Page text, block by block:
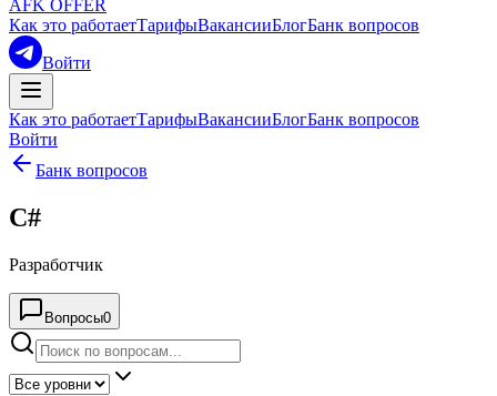
AFK OFFER
Как это работаетТарифыВакансииБлогБанк вопросов
Войти
Как это работаетТарифыВакансииБлогБанк вопросов
Войти
Банк вопросов
C#
Разработчик
Вопросы0